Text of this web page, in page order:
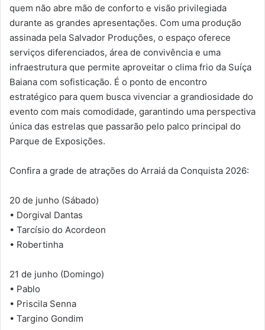
quem não abre mão de conforto e visão privilegiada
durante as grandes apresentações. Com uma produção
assinada pela Salvador Produções, o espaço oferece
serviços diferenciados, área de convivência e uma
infraestrutura que permite aproveitar o clima frio da Suíça
Baiana com sofisticação. É o ponto de encontro
estratégico para quem busca vivenciar a grandiosidade do
evento com mais comodidade, garantindo uma perspectiva
única das estrelas que passarão pelo palco principal do
Parque de Exposições.
Confira a grade de atrações do Arraiá da Conquista 2026:
20 de junho (Sábado)
• Dorgival Dantas
• Tarcísio do Acordeon
• Robertinha
21 de junho (Domingo)
• Pablo
• Priscila Senna
• Targino Gondim